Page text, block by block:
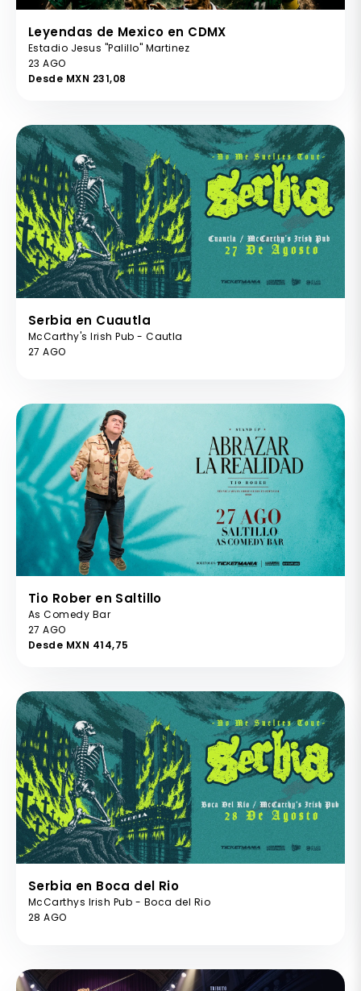
Leyendas de Mexico en CDMX
Estadio Jesus "Palillo" Martinez
23 AGO
Desde MXN 231,08
Serbia en Cuautla
McCarthy's Irish Pub - Cautla
27 AGO
Tio Rober en Saltillo
As Comedy Bar
27 AGO
Desde MXN 414,75
Serbia en Boca del Rio
McCarthys Irish Pub - Boca del Rio
28 AGO